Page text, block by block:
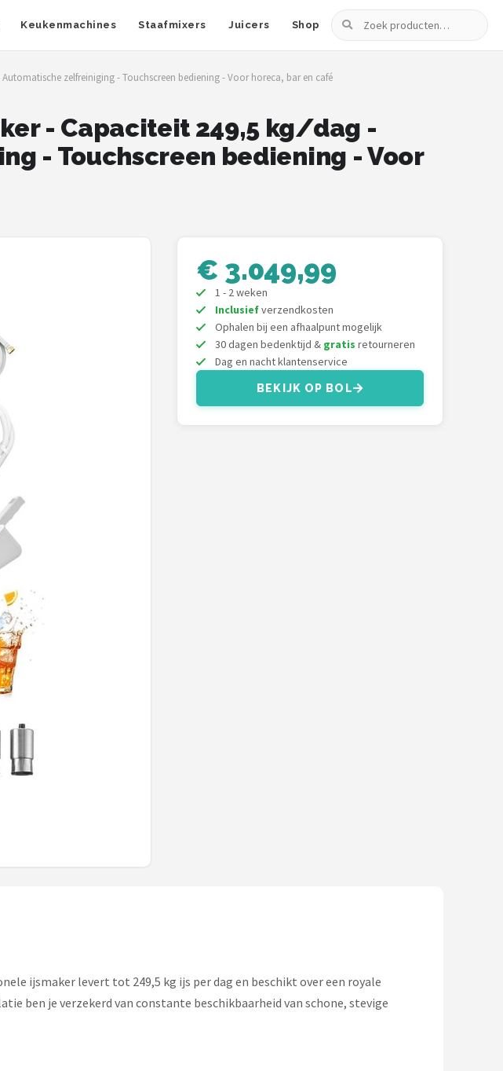
Keukenmachines Staafmixers Juicers Shop
Zoeken
zelfreiniging - Touchscreen bediening - Voor horeca, bar en café
- Capaciteit 249,5 kg/dag -
- Touchscreen bediening - Voor
€ 3.049,99
1 - 2 weken
Inclusiefverzendkosten
Ophalen bij een afhaalpunt mogelijk
30 dagen bedenktijd & gratis retourneren
Dag en nacht klantenservice
BEKIJK OP BOL
ijsmaker levert tot 249,5 kg ijs per dag en beschikt over een royale
ben je verzekerd van constante beschikbaarheid van schone, stevige